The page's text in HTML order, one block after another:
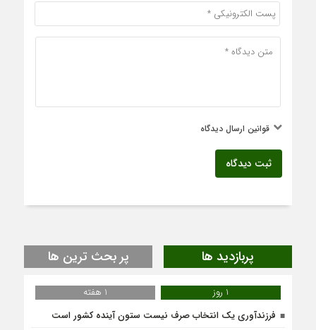
قوانین ارسال دیدگاه
ثبت دیدگاه
پربازدید ها پر بحث ترین ها
1 روز
1 هفته
فرزندآوری یک انتخاب صرف نیست ستون آینده کشور است